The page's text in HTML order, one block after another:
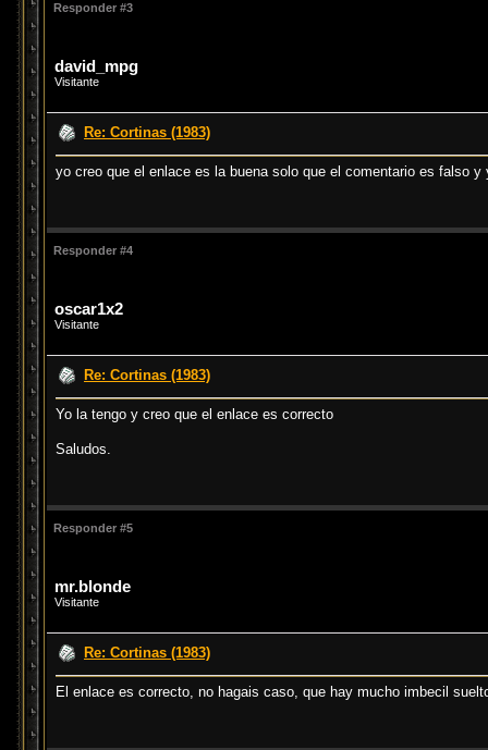
Responder #3
david_mpg
Visitante
Re: Cortinas (1983)
yo creo que el enlace es la buena solo que el comentario es falso y
Responder #4
oscar1x2
Visitante
Re: Cortinas (1983)
Yo la tengo y creo que el enlace es correcto
Saludos.
Responder #5
mr.blonde
Visitante
Re: Cortinas (1983)
El enlace es correcto, no hagais caso, que hay mucho imbecil